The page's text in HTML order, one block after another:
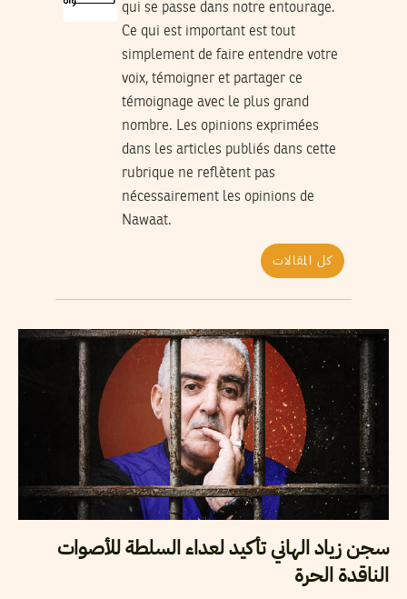
qui se passe dans notre entourage.
Ce qui est important est tout
simplement de faire entendre votre
voix, témoigner et partager ce
témoignage avec le plus grand
nombre. Les opinions exprimées
dans les articles publiés dans cette
rubrique ne reflètent pas
nécessairement les opinions de
Nawaat.
كل المقالات
سجن زياد الهاني تأكيد لعداء السلطة للأصوات
الناقدة الحرة